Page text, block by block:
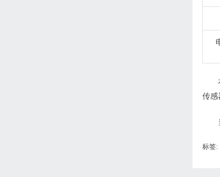
传感
标签: